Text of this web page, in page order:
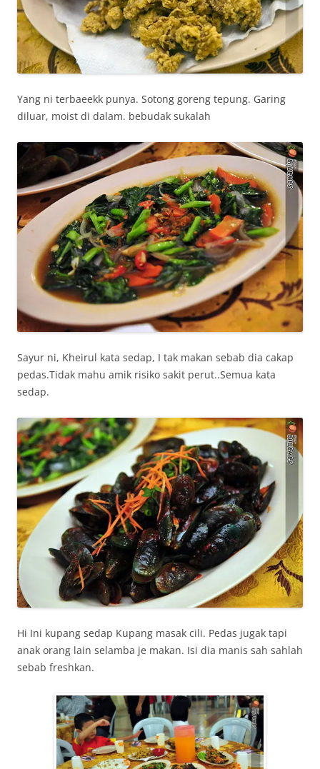
Yang ni terbaeekk punya. Sotong goreng tepung. Garing
diluar, moist di dalam. bebudak sukalah
Sayur ni, Kheirul kata sedap, I tak makan sebab dia cakap
pedas.Tidak mahu amik risiko sakit perut..Semua kata
sedap.
Hi Ini kupang sedap Kupang masak cili. Pedas jugak tapi
anak orang lain selamba je makan. Isi dia manis sah sahlah
sebab freshkan.